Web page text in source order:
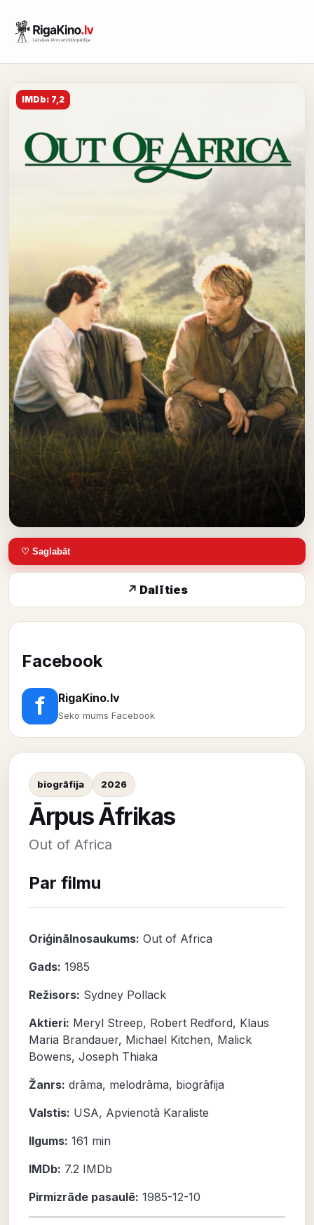
IMDb: 7,2
♡ Saglabāt
↗ Dalīties
Facebook
f RigaKino.lv
Seko mums Facebook
biogrāfija 2026
Ārpus Āfrikas
Out of Africa
Par filmu
Oriģinālnosaukums: Out of Africa
Gads: 1985
Režisors: Sydney Pollack
Aktieri: Meryl Streep, Robert Redford, Klaus
Maria Brandauer, Michael Kitchen, Malick
Bowens, Joseph Thiaka
Žanrs: drāma, melodrāma, biogrāfija
Valstis: USA, Apvienotā Karaliste
Ilgums: 161 min
IMDb: 7.2 IMDb
Pirmizrāde pasaulē: 1985-12-10